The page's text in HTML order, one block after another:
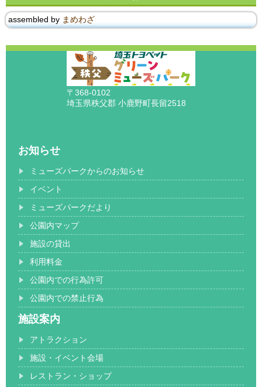
assembled by まめわざ
〒368-0102
埼玉県秩父郡 小鹿野町長留2518
お知らせ
ミューズパークからのお知らせ
イベント
ミューズパークだより
公園内マップ
施設の貸出
利用料金
公園内での行為許可
公園内での禁止行為
施設案内
アトラクション
施設・イベント会場
レストラン・ショップ